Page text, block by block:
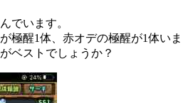
でいます。
極醒1体、赤オデの極醒が1体いま
ベストでしょうか？